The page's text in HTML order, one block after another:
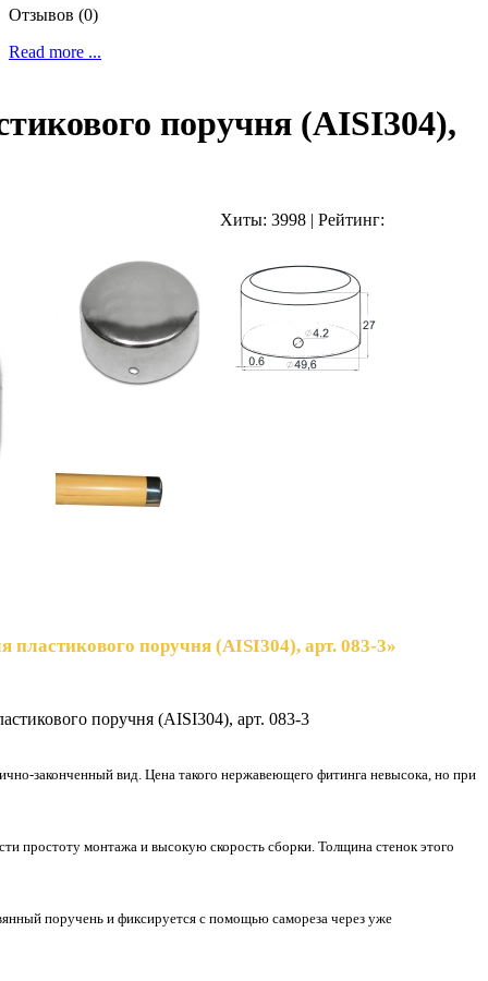
Отзывов (0)
Read more ...
поручня (AISI304),
Хиты: 3998 | Рейтинг:
пластикового поручня (AISI304), арт. 083-3»
поручня (AISI304), арт. 083-3
законченный вид. Цена такого нержавеющего фитинга невысока, но при
простоту монтажа и высокую скорость сборки. Толщина стенок этого
поручень и фиксируется с помощью самореза через уже